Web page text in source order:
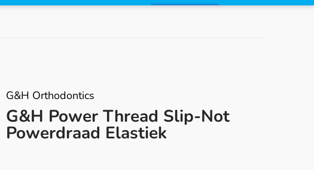
G&H Orthodontics
G&H Power Thread Slip-Not
Powerdraad Elastiek